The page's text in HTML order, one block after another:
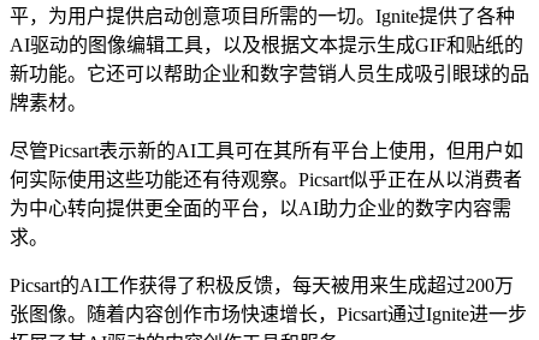
平，为用户提供启动创意项目所需的一切。Ignite提供了各种
AI驱动的图像编辑工具，以及根据文本提示生成GIF和贴纸的
新功能。它还可以帮助企业和数字营销人员生成吸引眼球的品
牌素材。
尽管Picsart表示新的AI工具可在其所有平台上使用，但用户如
何实际使用这些功能还有待观察。Picsart似乎正在从以消费者
为中心转向提供更全面的平台，以AI助力企业的数字内容需
求。
Picsart的AI工作获得了积极反馈，每天被用来生成超过200万
张图像。随着内容创作市场快速增长，Picsart通过Ignite进一步